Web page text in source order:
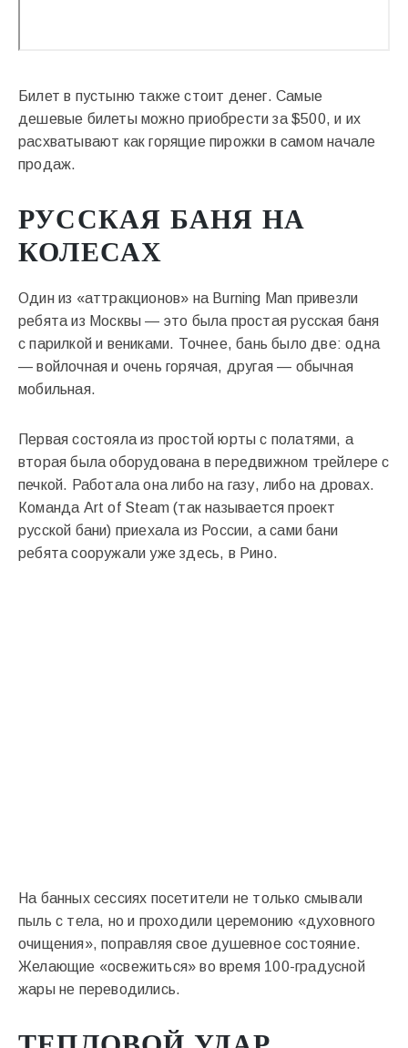
Билет в пустыню также стоит денег. Самые
дешевые билеты можно приобрести за $500, и их
расхватывают как горящие пирожки в самом начале
продаж.
РУССКАЯ БАНЯ НА
КОЛЕСАХ
Один из «аттракционов» на Burning Man привезли
ребята из Москвы — это была простая русская баня
с парилкой и вениками. Точнее, бань было две: одна
— войлочная и очень горячая, другая — обычная
мобильная.
Первая состояла из простой юрты с полатями, а
вторая была оборудована в передвижном трейлере с
печкой. Работала она либо на газу, либо на дровах.
Команда Art of Steam (так называется проект
русской бани) приехала из России, а сами бани
ребята сооружали уже здесь, в Рино.
На банных сессиях посетители не только смывали
пыль с тела, но и проходили церемонию «духовного
очищения», поправляя свое душевное состояние.
Желающие «освежиться» во время 100-градусной
жары не переводились.